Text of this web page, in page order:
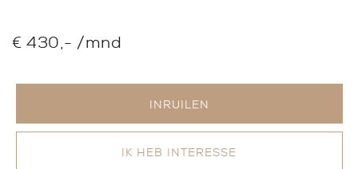
€ 430,- /mnd
INRUILEN
IK HEB INTERESSE